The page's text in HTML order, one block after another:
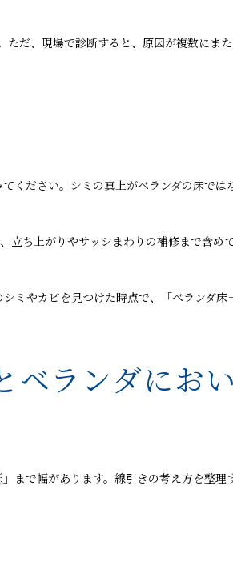
だ、現場で診断すると、原因が複数にま
ください。シミの真上がベランダの床で
立ち上がりやサッシまわりの補修まで含
ミやカビを見つけた時点で、「ベランダ
ベランダにお
まで幅があります。線引きの考え方を整理